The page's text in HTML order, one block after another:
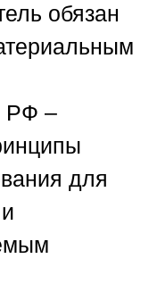
обязан
РФ –
для